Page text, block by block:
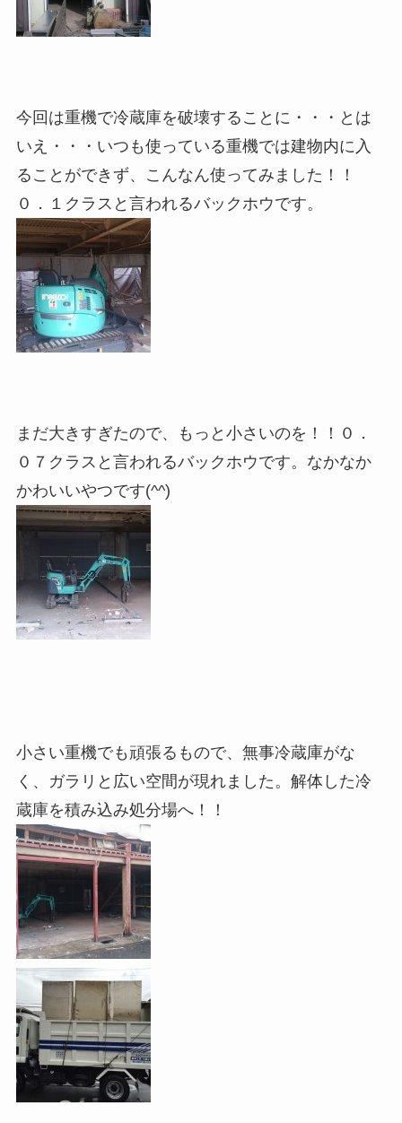
今回は重機で冷蔵庫を破壊することに・・・とは
いえ・・・いつも使っている重機では建物内に入
ることができず、こんなん使ってみました！！
０．１クラスと言われるバックホウです。
まだ大きすぎたので、もっと小さいのを！！０．
０７クラスと言われるバックホウです。なかなか
かわいいやつです(^^)
小さい重機でも頑張るもので、無事冷蔵庫がな
く、ガラリと広い空間が現れました。解体した冷
蔵庫を積み込み処分場へ！！